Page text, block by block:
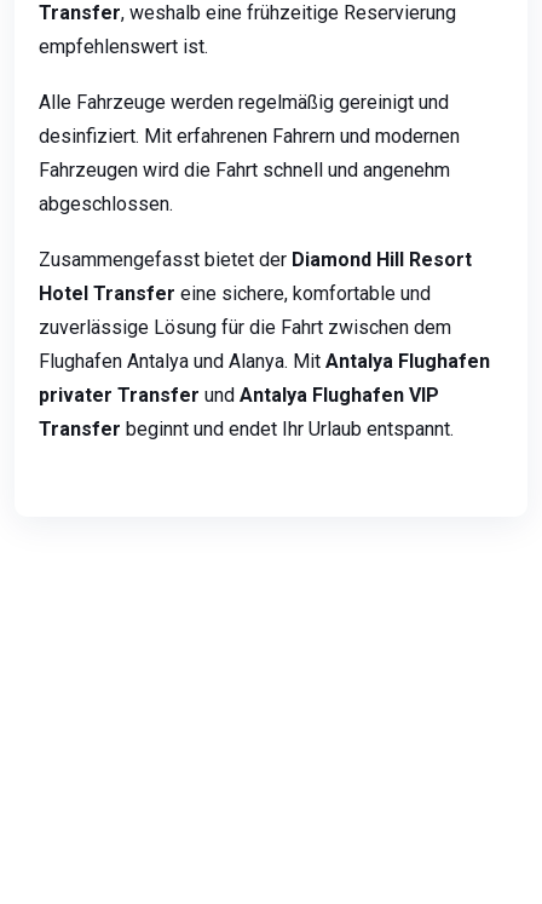
Transfer, weshalb eine frühzeitige Reservierung
empfehlenswert ist.
Alle Fahrzeuge werden regelmäßig gereinigt und
desinfiziert. Mit erfahrenen Fahrern und modernen
Fahrzeugen wird die Fahrt schnell und angenehm
abgeschlossen.
Zusammengefasst bietet der Diamond Hill Resort
Hotel Transfer eine sichere, komfortable und
zuverlässige Lösung für die Fahrt zwischen dem
Flughafen Antalya und Alanya. Mit Antalya Flughafen
privater Transfer und Antalya Flughafen VIP
Transfer beginnt und endet Ihr Urlaub entspannt.